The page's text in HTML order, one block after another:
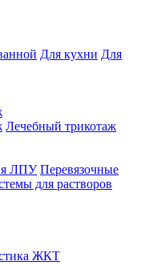
Для кухни Для
Лечебный трикотаж
ЛПУ Перевязочные
для растворов
ЖКТ